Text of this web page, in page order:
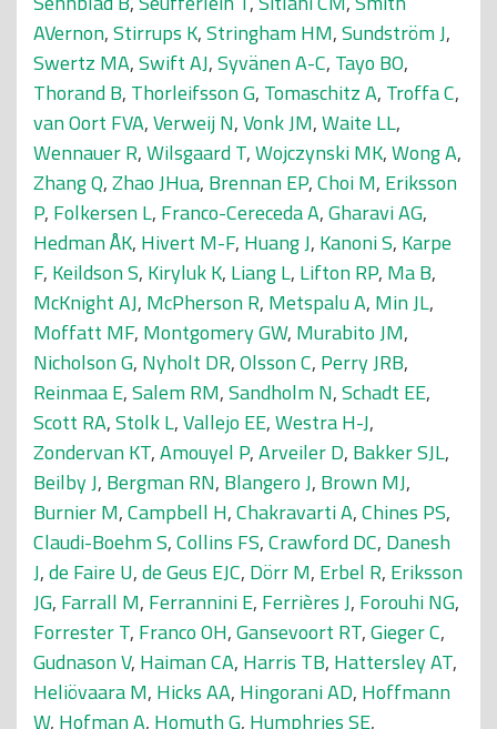
AVernon,Stirrups K,Stringham HM,Sundström J,
Swertz MA,Swift AJ,Syvänen A-C, Tayo BO,
Thorand B, Thorleifsson G, Tomaschitz A, Troffa C,
van Oort FVA,Verweij N,Vonk JM,Waite LL,
Wennauer R,Wilsgaard T,Wojczynski MK,Wong A,
Zhang Q,Zhao JHua, Brennan EP,Choi M, Eriksson
P, Folkersen L, Franco-Cereceda A,Gharavi AG,
Hedman ÅK, Hivert M-F, Huang J, Kanoni S, Karpe
F, Keildson S, Kiryluk K, Liang L, Lifton RP, Ma B,
McKnight AJ, McPherson R, Metspalu A, Min JL,
Moffatt MF, Montgomery GW, Murabito JM,
Nicholson G, Nyholt DR,Olsson C, Perry JRB,
Reinmaa E,Salem RM,Sandholm N,Schadt EE,
Scott RA,Stolk L,Vallejo EE,Westra H-J,
Zondervan KT,Amouyel P,Arveiler D, Bakker SJL,
Beilby J, Bergman RN, Blangero J, Brown MJ,
Burnier M,Campbell H,Chakravarti A,Chines PS,
Claudi-Boehm S,Collins FS,Crawford DC, Danesh
J,de Faire U,de Geus EJC, Dörr M, Erbel R, Eriksson
JG, Farrall M, Ferrannini E, Ferrières J, Forouhi NG,
Forrester T, Franco OH,Gansevoort RT,Gieger C,
Gudnason V, Haiman CA, Harris TB, Hattersley AT,
Heliövaara M, Hicks AA, Hingorani AD, Hoffmann
W, Hofman A, Homuth G, Humphries SE,